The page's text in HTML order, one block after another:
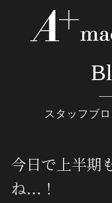
スタッフブ
今日で上半期
ね...！